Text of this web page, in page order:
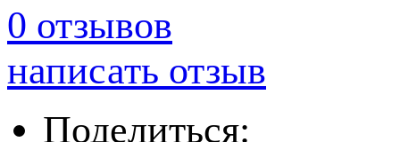
0 отзывов
написать отзыв
Поделиться: